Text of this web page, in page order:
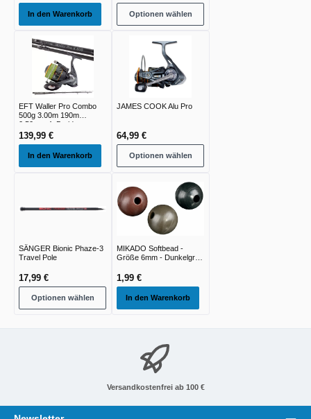
In den Warenkorb Optionen wählen
EFT Waller Pro Combo
500g 3.00m 190m
0.50mm 4xBraid
139,99 €
In den Warenkorb
JAMES COOK Alu Pro
64,99 €
Optionen wählen
SÄNGER Bionic Phaze-3
Travel Pole
17,99 €
Optionen wählen
MIKADO Softbead -
Größe 6mm - Dunkelgrün
1,99 €
In den Warenkorb
Versandkostenfrei ab 100 €